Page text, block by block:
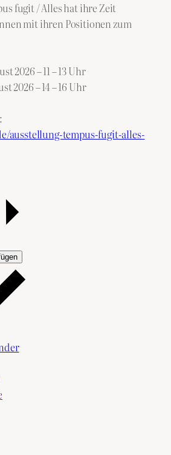
fugit / Alles hat ihre Zeit
mit ihren Positionen zum
2026 – 11 – 13 Uhr
2026 – 14 – 16 Uhr
ausstellung-tempus-fugit-alles-